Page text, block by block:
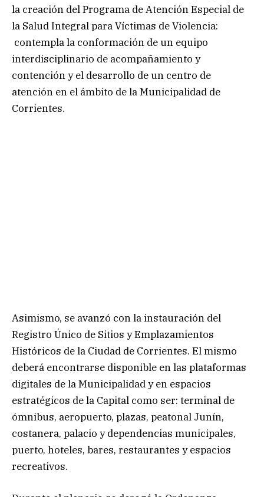
la creación del Programa de Atención Especial de
la Salud Integral para Víctimas de Violencia:
contempla la conformación de un equipo
interdisciplinario de acompañamiento y
contención y el desarrollo de un centro de
atención en el ámbito de la Municipalidad de
Corrientes.
Asimismo, se avanzó con la instauración del
Registro Único de Sitios y Emplazamientos
Históricos de la Ciudad de Corrientes. El mismo
deberá encontrarse disponible en las plataformas
digitales de la Municipalidad y en espacios
estratégicos de la Capital como ser: terminal de
ómnibus, aeropuerto, plazas, peatonal Junín,
costanera, palacio y dependencias municipales,
puerto, hoteles, bares, restaurantes y espacios
recreativos.